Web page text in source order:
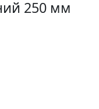
250 мм